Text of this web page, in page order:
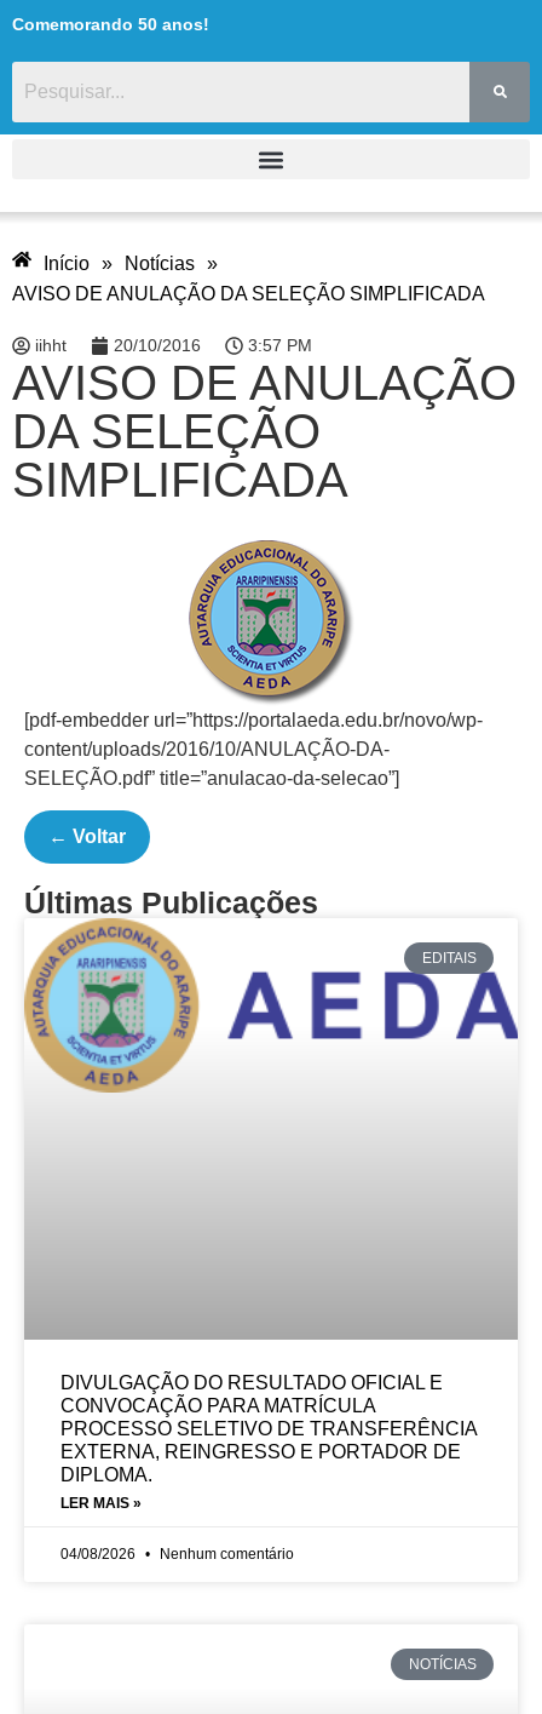
Comemorando 50 anos!
Início » Notícias »
AVISO DE ANULAÇÃO DA SELEÇÃO SIMPLIFICADA
iihht 20/10/2016 3:57 PM
AVISO DE ANULAÇÃO
DA SELEÇÃO
SIMPLIFICADA
[pdf-embedder url=”https://portalaeda.edu.br/novo/wp-
content/uploads/2016/10/ANULAÇÃO-DA-
SELEÇÃO.pdf” title=”anulacao-da-selecao”]
← Voltar
Últimas Publicações
EDITAIS
DIVULGAÇÃO DO RESULTADO OFICIAL E
CONVOCAÇÃO PARA MATRÍCULA
PROCESSO SELETIVO DE TRANSFERÊNCIA
EXTERNA, REINGRESSO E PORTADOR DE
DIPLOMA.
LER MAIS »
04/08/2026 Nenhum comentário
NOTÍCIAS